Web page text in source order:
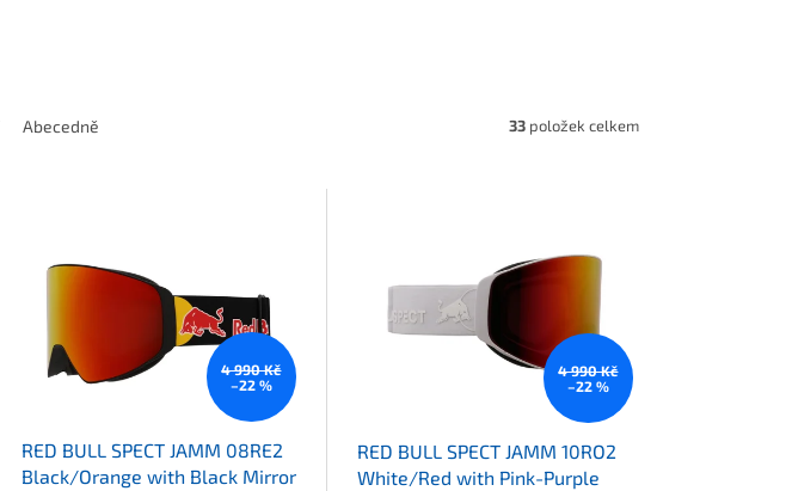
Abecedně 33 položek celkem
4 990 Kč
–22 %
RED BULL SPECT JAMM 08RE2
Black/Orange with Black Mirror
4 990 Kč
–22 %
RED BULL SPECT JAMM 10RO2
White/Red with Pink-Purple